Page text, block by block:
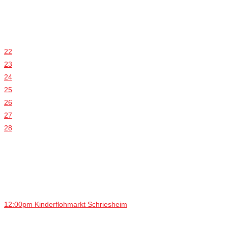
22
23
24
25
26
27
28
12:00pm Kinderflohmarkt Schriesheim